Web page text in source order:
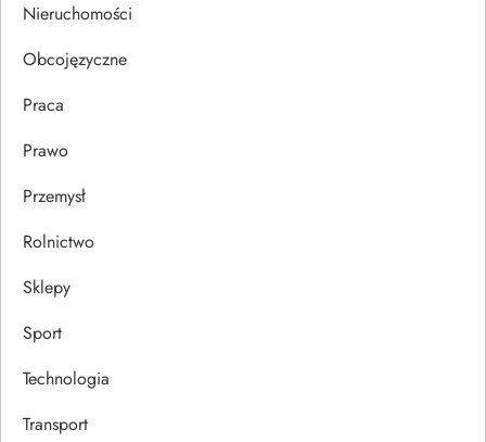
u
Nieruchomości
Obcojęzyczne
Praca
Prawo
Przemysł
Rolnictwo
Sklepy
Sport
Technologia
Transport